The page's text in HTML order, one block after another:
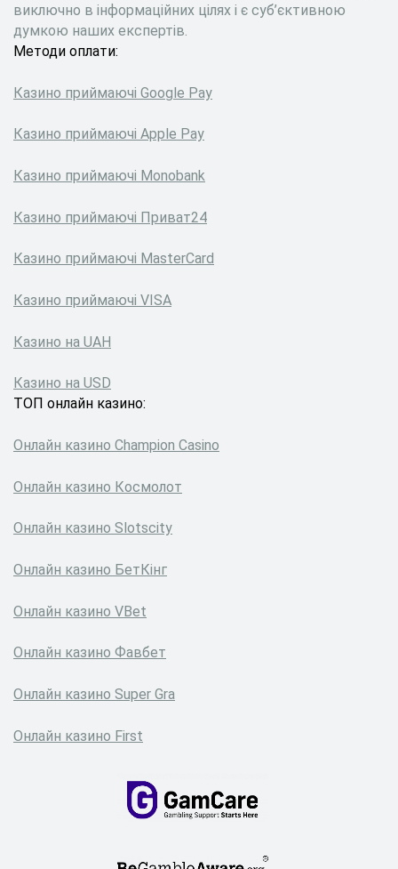
виключно в інформаційних цілях і є суб’єктивною
думкою наших експертів.
Методи оплати:
Казино приймаючі Google Pay
Казино приймаючі Apple Pay
Казино приймаючі Monobank
Казино приймаючі Приват24
Казино приймаючі MasterCard
Казино приймаючі VISA
Казино на UAH
Казино на USD
ТОП онлайн казино:
Онлайн казино Сhampion Сasino
Онлайн казино Космолот
Онлайн казино Slotscity
Онлайн казино БетКінг
Онлайн казино VBet
Онлайн казино Фавбет
Онлайн казино Super Gra
Онлайн казино First